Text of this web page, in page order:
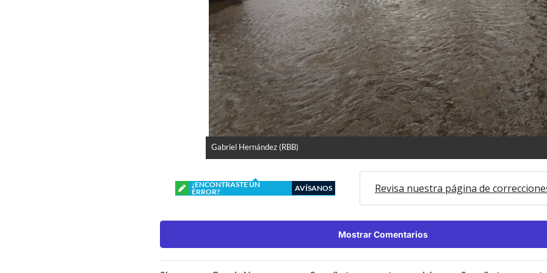
Gabriel Hernández (RBB)
¿ENCONTRASTE UN
ERROR?
AVÍSANOS Revisa nuestra página de
Mostrar Comentarios